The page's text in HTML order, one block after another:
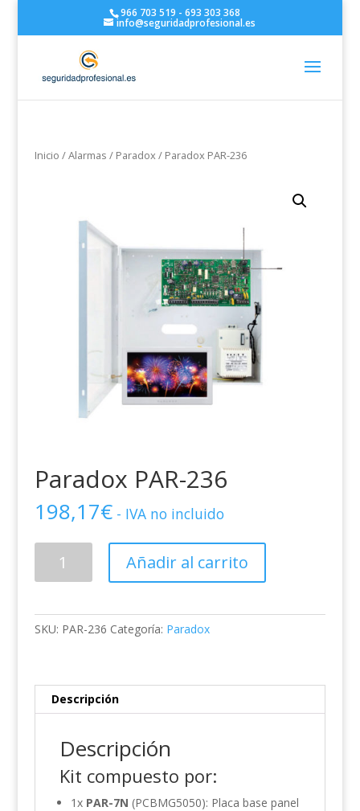
966 703 519 - 693 303 368
info@seguridadprofesional.es
Inicio /Alarmas / Paradox/ Paradox PAR-236
Paradox PAR-236
198,17€ - IVA no incluido
Añadir al carrito
SKU: PAR-236 Categoría: Paradox
Descripción
Descripción
Kit compuesto por:
1x PAR-7N (PCBMG5050): Placa base panel